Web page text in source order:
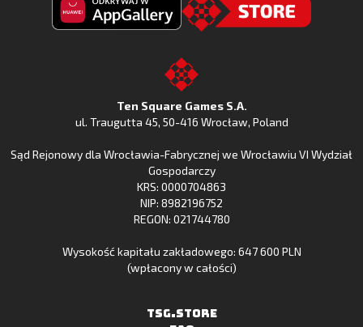
Fishing
Fishing
z
Apple
Store
Huawei
Gallery
to
the
Ten Square Games S.A.
ul. Traugutta 45, 50-416 Wrocław, Poland
Sąd Rejonowy dla Wrocławia-Fabrycznej we Wrocławiu VI Wydział
Gospodarczy
KRS: 0000704863
NIP: 8982196752
REGON: 021744780
Wysokość kapitału zakładowego: 647 600 PLN
(wpłacony w całości)
TSG.STORE